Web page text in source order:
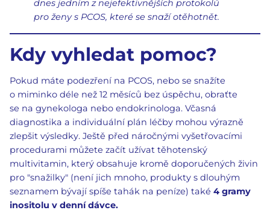
dnes jedním z nejefektivnějších protokolů
pro ženy s PCOS, které se snaží otěhotnět.
Kdy vyhledat pomoc?
Pokud máte podezření na PCOS, nebo se snažíte
o miminko déle než 12 měsíců bez úspěchu, obraťte
se na gynekologa nebo endokrinologa. Včasná
diagnostika a individuální plán léčby mohou výrazně
zlepšit výsledky. Ještě před náročnými vyšetřovacími
procedurami můžete začít užívat těhotenský
multivitamin, který obsahuje kromě doporučených živin
pro "snažilky" (není jich mnoho, produkty s dlouhým
seznamem bývají spíše tahák na peníze) také 4 gramy
inositolu v denní dávce.